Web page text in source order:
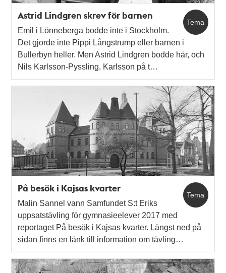
Tema
Astrid Lindgren skrev för barnen
Emil i Lönneberga bodde inte i Stockholm.
Det gjorde inte Pippi Långstrump eller barnen i
Bullerbyn heller. Men Astrid Lindgren bodde här, och
Nils Karlsson-Pyssling, Karlsson på t…
Tema
På besök i Kajsas kvarter
Malin Sannel vann Samfundet S:t Eriks
uppsatstävling för gymnasieelever 2017 med
reportaget På besök i Kajsas kvarter. Längst ned på
sidan finns en länk till information om tävling…